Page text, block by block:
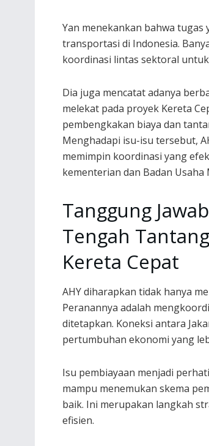
Yan menekankan bahwa
transportasi di Indonesia.
koordinasi lintas sektoral
Dia juga mencatat adanya
melekat pada proyek Kereta
pembengkakan biaya dan
Menghadapi isu-isu tersebut,
memimpin koordinasi yang
kementerian dan Badan Usaha
Tanggung
Tengah
Kereta Cepat
AHY diharapkan tidak hanya
Peranannya adalah
ditetapkan. Koneksi antara
pertumbuhan ekonomi yang
Isu pembiayaan menjadi
mampu menemukan skema
baik. Ini merupakan langkah
efisien.